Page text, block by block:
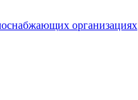
организациях